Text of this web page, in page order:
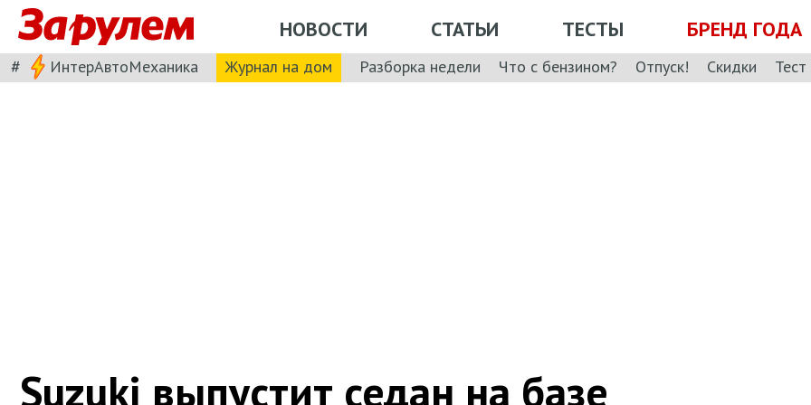
НОВОСТИ СТАТЬИ ТЕСТЫ БРЕНД ГОДА
# ИнтерАвтоМеханика Журнал на дом Разборка недели Что с бензином? Отпуск! Скидки
Suzuki выпустит седан на базе